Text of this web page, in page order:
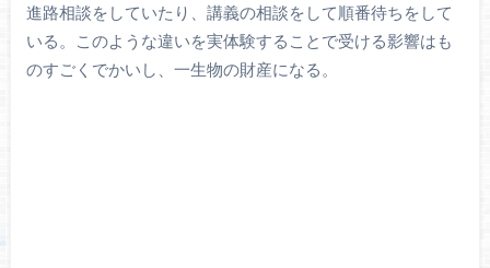
進路相談をしていたり、講義の相談をして順番待ちをして
いる。このような違いを実体験することで受ける影響はも
のすごくでかいし、一生物の財産になる。